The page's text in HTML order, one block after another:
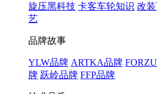
旋压黑科技 卡客车轮知识 改
艺
品牌故事
YLW品牌 ARTKA品牌
牌 跃岭品牌 FFP品牌